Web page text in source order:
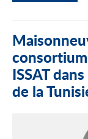
ISSAT
de la